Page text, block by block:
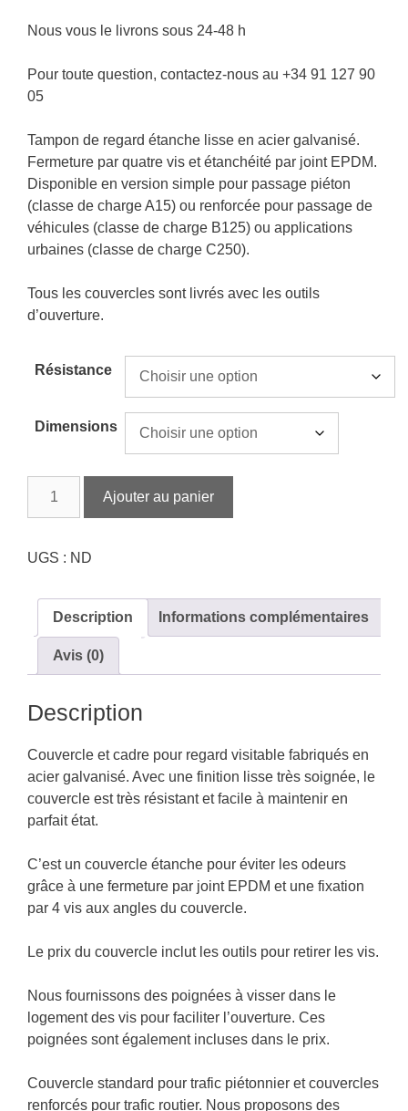
à
Nous vous le livrons sous 24-48 h
Pour toute question, contactez-nous au +34 91 127 90
05
Tampon de regard étanche lisse en acier galvanisé.
Fermeture par quatre vis et étanchéité par joint EPDM.
Disponible en version simple pour passage piéton
(classe de charge A15) ou renforcée pour passage de
véhicules (classe de charge B125) ou applications
urbaines (classe de charge C250).
Tous les couvercles sont livrés avec les outils
d’ouverture.
Résistance
Dimensions
de
étanche
lisse
en
acier
Ajouter au panier
UGS : ND
Description Informations complémentaires
Avis (0)
Description
Couvercle et cadre pour regard visitable fabriqués en
acier galvanisé. Avec une finition lisse très soignée, le
couvercle est très résistant et facile à maintenir en
parfait état.
C’est un couvercle étanche pour éviter les odeurs
grâce à une fermeture par joint EPDM et une fixation
par 4 vis aux angles du couvercle.
Le prix du couvercle inclut les outils pour retirer les vis.
Nous fournissons des poignées à visser dans le
logement des vis pour faciliter l’ouverture. Ces
poignées sont également incluses dans le prix.
Couvercle standard pour trafic piétonnier et couvercles
renforcés pour trafic routier. Nous proposons des